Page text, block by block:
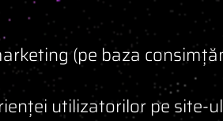
(pe baza
utilizatorilor pe site-